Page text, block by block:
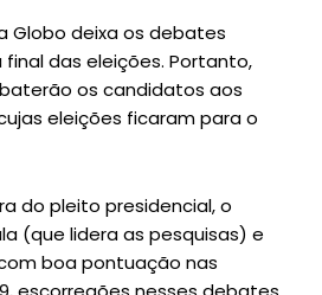
Globo deixa os debates
das eleições. Portanto,
os candidatos aos
eleições ficaram para o
do pleito presidencial, o
(que lidera as pesquisas) e
boa pontuação nas